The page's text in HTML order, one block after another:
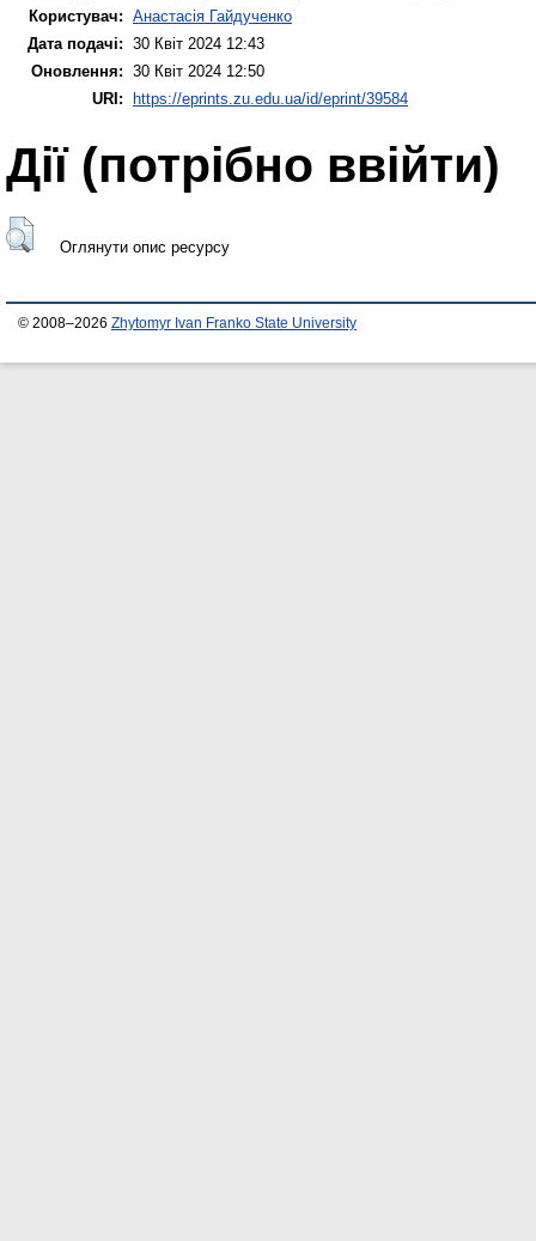
Користувач: Анастасія Гайдученко
Дата подачі: 30 Квіт 2024 12:43
Оновлення: 30 Квіт 2024 12:50
URI:
https://eprints.zu.edu.ua/id/eprint/39584
Дії ​​(потрібно ввійти)
Оглянути опис ресурсу
© 2008–2026 Zhytomyr Ivan Franko State University